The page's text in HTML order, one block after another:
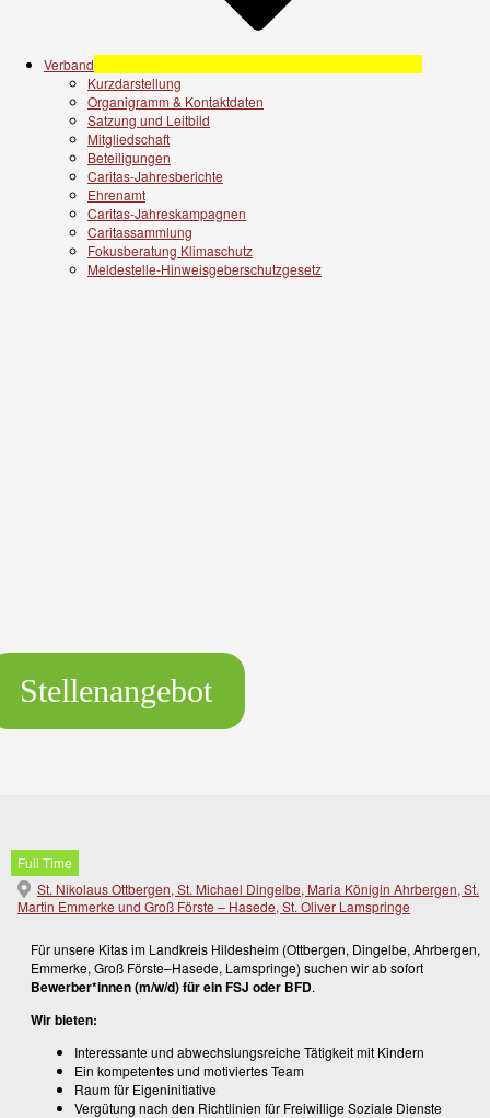
Verband
Kurzdarstellung
Organigramm & Kontaktdaten
Satzung und Leitbild
Mitgliedschaft
Beteiligungen
Caritas-Jahresberichte
Ehrenamt
Caritas-Jahreskampagnen
Caritassammlung
Fokusberatung Klimaschutz
Meldestelle-Hinweisgeberschutzgesetz
Stellenangebot
Full Time
St. Nikolaus Ottbergen, St. Michael Dingelbe, Maria Königin Ahrbergen, St.
Martin Emmerke und Groß Förste – Hasede, St. Oliver Lamspringe
Für unsere Kitas im Landkreis Hildesheim (Ottbergen, Dingelbe, Ahrbergen,
Emmerke, Groß Förste–Hasede, Lamspringe) suchen wir ab sofort
Bewerber*innen (m/w/d) für ein FSJ oder BFD.
Wir bieten:
Interessante und abwechslungsreiche Tätigkeit mit Kindern
Ein kompetentes und motiviertes Team
Raum für Eigeninitiative
Vergütung nach den Richtlinien für Freiwillige Soziale Dienste